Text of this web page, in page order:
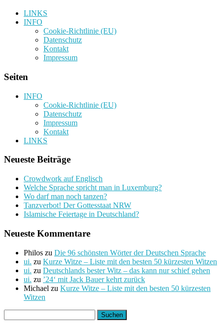
LINKS
INFO
Cookie-Richtlinie (EU)
Datenschutz
Kontakt
Impressum
Seiten
INFO
Cookie-Richtlinie (EU)
Datenschutz
Impressum
Kontakt
LINKS
Neueste Beiträge
Crowdwork auf Englisch
Welche Sprache spricht man in Luxemburg?
Wo darf man noch tanzen?
Tanzverbot! Der Gottesstaat NRW
Islamische Feiertage in Deutschland?
Neueste Kommentare
Philos zu Die 96 schönsten Wörter der Deutschen Sprache
ui. zu Kurze Witze – Liste mit den besten 50 kürzesten Witzen
ui. zu Deutschlands bester Witz – das kann nur schief gehen
ui. zu ’24‘ mit Jack Bauer kehrt zurück
Michael zu Kurze Witze – Liste mit den besten 50 kürzesten
Witzen
nach: